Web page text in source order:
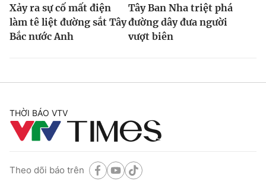
Xảy ra sự cố mất điện
làm tê liệt đường sắt Tây
Bắc nước Anh
Tây Ban Nha triệt phá
đường dây đưa người
vượt biên
THỜI BÁO VTV
Theo dõi báo trên